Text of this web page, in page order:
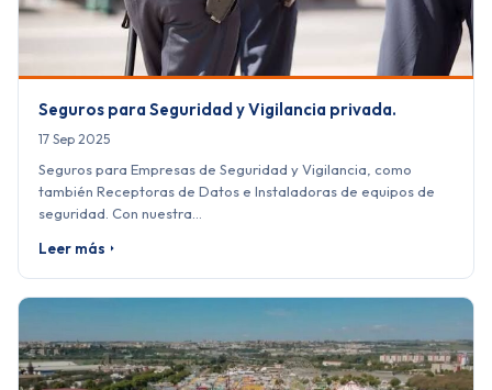
Seguros para Seguridad y Vigilancia privada.
17 Sep 2025
Seguros para Empresas de Seguridad y Vigilancia, como
también Receptoras de Datos e Instaladoras de equipos de
seguridad. Con nuestra…
Leer más